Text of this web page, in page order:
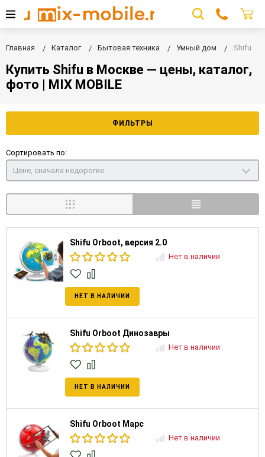
Главная Каталог Бытовая техника Умный дом Shifu
Купить Shifu в Москве — цены, каталог,
фото | MIX MOBILE
ФИЛЬТРЫ
Сортировать по:
Цене, сначала недорогие
Shifu Orboot, версия 2.0
Нет в наличии
НЕТ В НАЛИЧИИ
Shifu Orboot Динозавры
Нет в наличии
НЕТ В НАЛИЧИИ
Shifu Orboot Марс
Нет в наличии